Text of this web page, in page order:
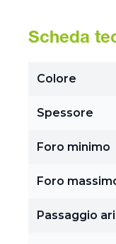
Scheda
Colore
Spessore
Foro minimo
Foro
Passaggio